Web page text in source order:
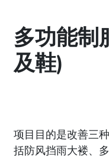
多功能制
及鞋)
项目目的是改善三
括防风挡雨大褛、